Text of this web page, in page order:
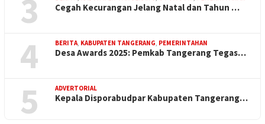
3 Cegah Kecurangan Jelang Natal dan Tahun …
4 BERITA, KABUPATEN TANGERANG, PEMERINTAHAN
Desa Awards 2025: Pemkab Tangerang Tegas…
5 ADVERTORIAL
Kepala Disporabudpar Kabupaten Tangerang…